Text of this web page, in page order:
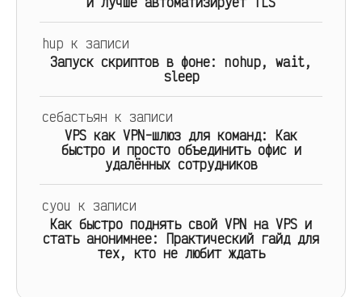
hup к записи
Запуск скриптов в фоне: nohup, wait,
sleep
себастьян к записи
VPS как VPN-шлюз для команд: Как
быстро и просто объединить офис и
удалённых сотрудников
cyou к записи
Как быстро поднять свой VPN на VPS и
стать анонимнее: Практический гайд для
тех, кто не любит ждать